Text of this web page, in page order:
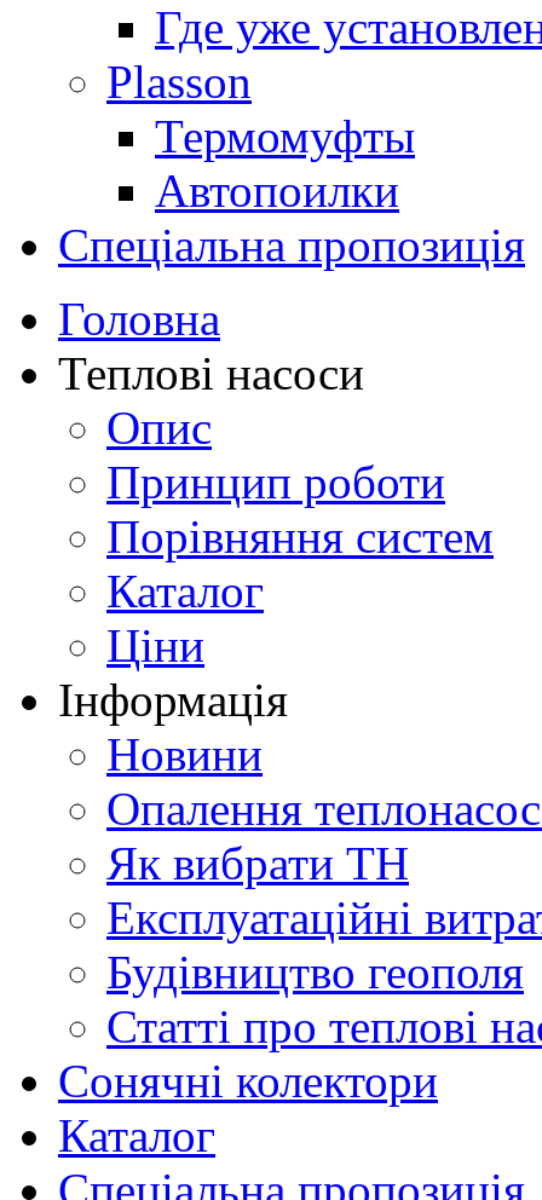
Где уже
Plasson
Термомуфты
Автопоилки
Спеціальна пропозиція
Головна
Теплові насоси
Опис
Принцип роботи
Порівняння систем
Каталог
Ціни
Інформація
Новини
Опалення
Як вибрати ТН
Експлуатаційні
Будівництво геополя
Статті про теплові
Сонячні колектори
Каталог